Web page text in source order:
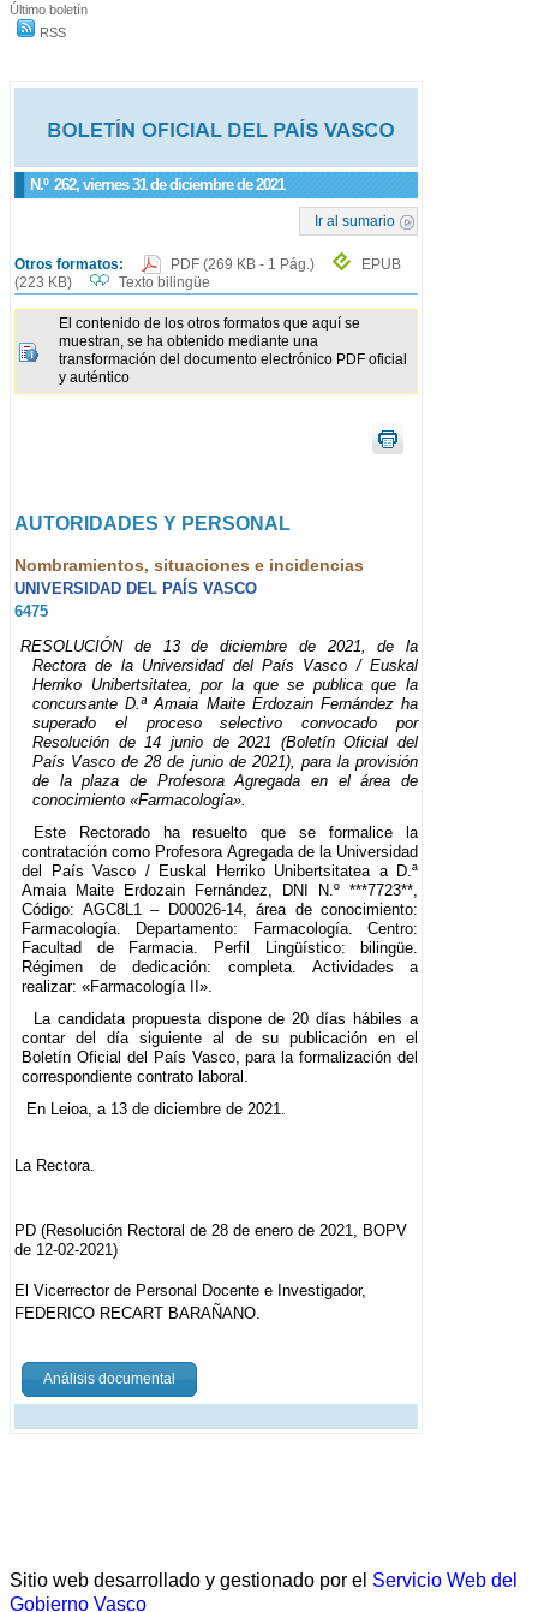
Último boletín
RSS
N.º 262, viernes 31 de diciembre de 2021
Ir al sumario
Otros formatos: PDF (269 KB - 1 Pág.)
EPUB
(223 KB)
Texto bilingüe
El contenido de los otros formatos que aquí se
muestran, se ha obtenido mediante una
transformación del documento electrónico PDF oficial
y auténtico
AUTORIDADES Y PERSONAL
Nombramientos, situaciones e incidencias
UNIVERSIDAD DEL PAÍS VASCO
6475
RESOLUCIÓN de 13 de diciembre de 2021, de la
Rectora de la Universidad del País Vasco / Euskal
Herriko Unibertsitatea, por la que se publica que la
concursante D.ª Amaia Maite Erdozain Fernández ha
superado el proceso selectivo convocado por
Resolución de 14 junio de 2021 (Boletín Oficial del
País Vasco de 28 de junio de 2021), para la provisión
de la plaza de Profesora Agregada en el área de
conocimiento «Farmacología».
Este Rectorado ha resuelto que se formalice la
contratación como Profesora Agregada de la Universidad
del País Vasco / Euskal Herriko Unibertsitatea a D.ª
Amaia Maite Erdozain Fernández, DNI N.º ***7723**,
Código: AGC8L1 – D00026-14, área de conocimiento:
Farmacología. Departamento: Farmacología. Centro:
Facultad de Farmacia. Perfil Lingüístico: bilingüe.
Régimen de dedicación: completa. Actividades a
realizar: «Farmacología II».
La candidata propuesta dispone de 20 días hábiles a
contar del día siguiente al de su publicación en el
Boletín Oficial del País Vasco, para la formalización del
correspondiente contrato laboral.
En Leioa, a 13 de diciembre de 2021.
La Rectora.
PD (Resolución Rectoral de 28 de enero de 2021, BOPV
de 12-02-2021)
El Vicerrector de Personal Docente e Investigador,
FEDERICO RECART BARAÑANO.
Análisis documental
Sitio web desarrollado y gestionado por el Servicio Web del
Gobierno Vasco